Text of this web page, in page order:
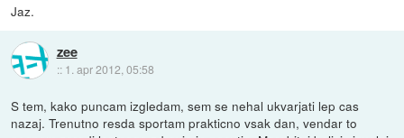
Jaz.
zee
:: 1. apr 2012, 05:58
S tem, kako puncam izgledam, sem se nehal ukvarjati lep cas
nazaj. Trenutno resda sportam prakticno vsak dan, vendar to